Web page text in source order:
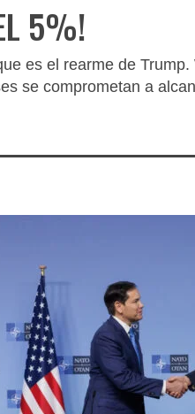
5%!
es el rearme de
se comprometan a